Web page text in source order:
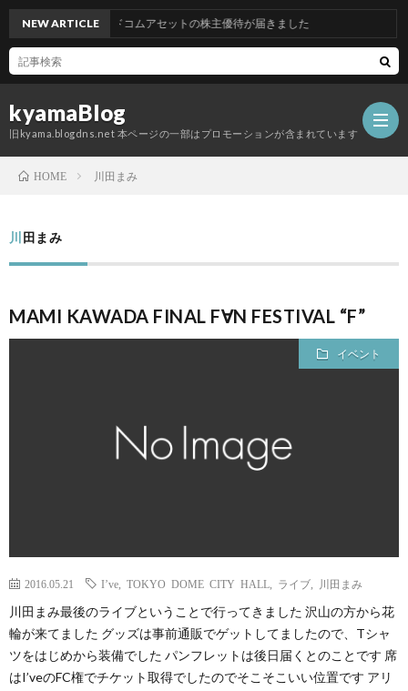
kyamaBlog
旧kyama.blogdns.net 本ページの一部はプロモーションが含まれています
NEW ARTICLEグッドコムアセットの株主優待が届きました
HOME 川田まみ
川田まみ
MAMI KAWADA FINAL F∀N FESTIVAL “F”
イベント
2016.05.21 I’ve TOKYO DOME CITY HALL ライブ 川田まみ
川田まみ最後のライブということで行ってきました 沢山の方から花
輪が来てました グッズは事前通販でゲットしてましたので、Tシャ
ツをはじめから装備でした パンフレットは後日届くとのことです 席
はI’veのFC権でチケット取得でしたのでそこそこいい位置です アリ